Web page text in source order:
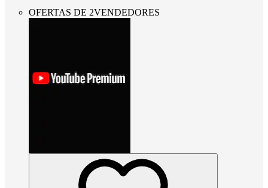
OFERTAS DE 2VENDEDORES